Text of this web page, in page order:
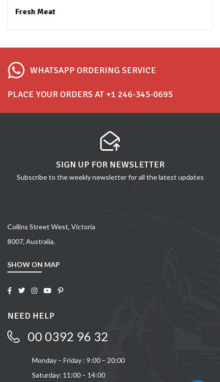
Fresh Meat
WHATSAPP ORDERING SERVICE
PLACE YOUR ORDERS AT +1 246-345-0695
SIGN UP FOR NEWSLETTER
Subscribe to the weekly newsletter for all the latest updates
Collins Street West, Victoria
8007, Australia.
SHOW ON MAP
NEED HELP
00 0392 96 32
Monday – Friday : 9:00 – 20:00
Saturday: 11:00 – 14:00